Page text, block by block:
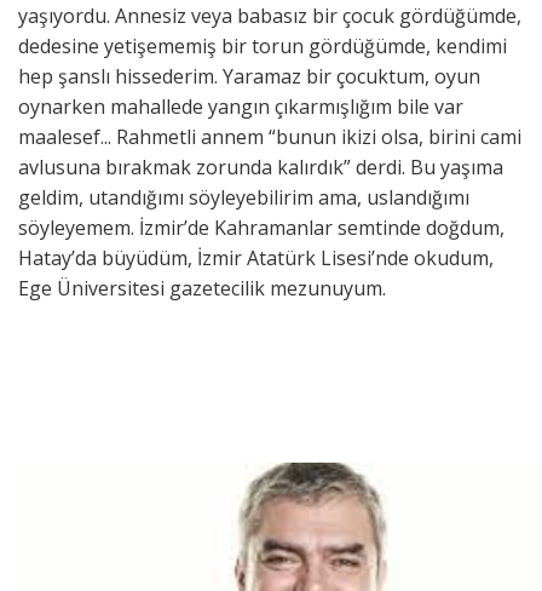
yaşıyordu. Annesiz veya babasız bir çocuk gördüğümde,
dedesine yetişememiş bir torun gördüğümde, kendimi
hep şanslı hissederim. Yaramaz bir çocuktum, oyun
oynarken mahallede yangın çıkarmışlığım bile var
maalesef... Rahmetli annem “bunun ikizi olsa, birini cami
avlusuna bırakmak zorunda kalırdık” derdi. Bu yaşıma
geldim, utandığımı söyleyebilirim ama, uslandığımı
söyleyemem. İzmir’de Kahramanlar semtinde doğdum,
Hatay’da büyüdüm, İzmir Atatürk Lisesi’nde okudum,
Ege Üniversitesi gazetecilik mezunuyum.